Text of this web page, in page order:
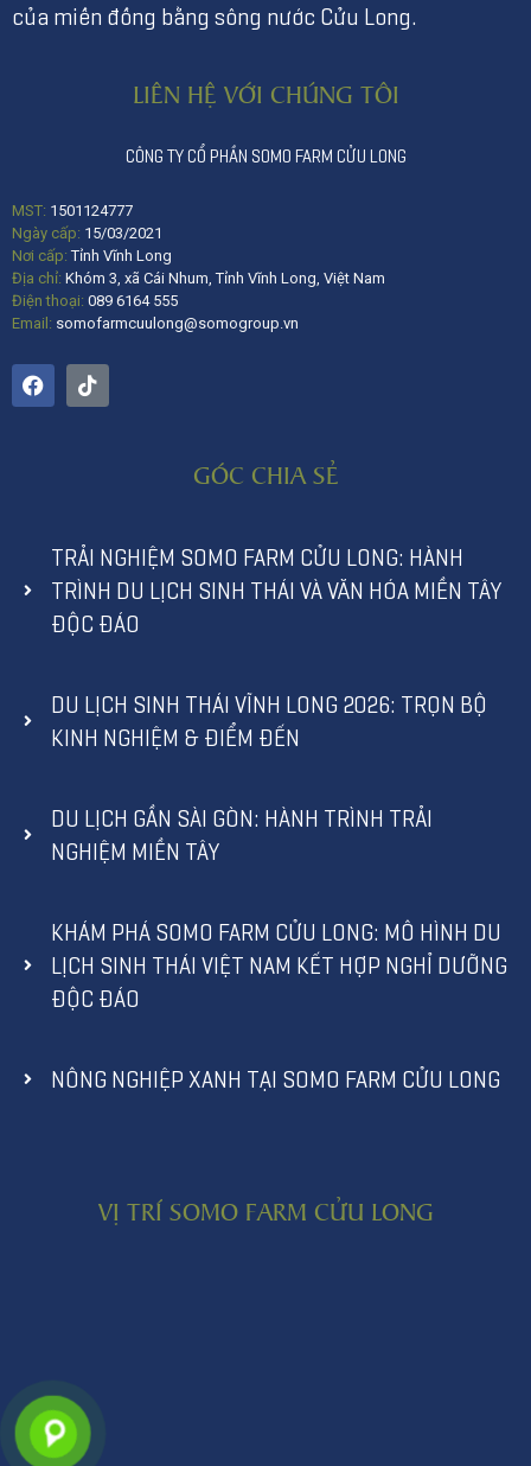
của miền đồng bằng sông nước Cửu Long.
LIÊN HỆ VỚI CHÚNG TÔI
CÔNG TY CỔ PHẦN SOMO FARM CỬU LONG
MST: 1501124777
Ngày cấp: 15/03/2021
Nơi cấp:Tỉnh Vĩnh Long
Địa chỉ: Khóm 3, xã Cái Nhum, Tỉnh Vĩnh Long, Việt Nam
Điện thoại: 089 6164 555
Email: somofarmcuulong@somogroup.vn
GÓC CHIA SẺ
TRẢI NGHIỆM SOMO FARM CỬU LONG: HÀNH
TRÌNH DU LỊCH SINH THÁI VÀ VĂN HÓA MIỀN TÂY
ĐỘC ĐÁO
DU LỊCH SINH THÁI VĨNH LONG 2026: TRỌN BỘ
KINH NGHIỆM & ĐIỂM ĐẾN
DU LỊCH GẦN SÀI GÒN: HÀNH TRÌNH TRẢI
NGHIỆM MIỀN TÂY
KHÁM PHÁ SOMO FARM CỬU LONG: MÔ HÌNH DU
LỊCH SINH THÁI VIỆT NAM KẾT HỢP NGHỈ DƯỠNG
ĐỘC ĐÁO
NÔNG NGHIỆP XANH TẠI SOMO FARM CỬU LONG
VỊ TRÍ SOMO FARM CỬU LONG